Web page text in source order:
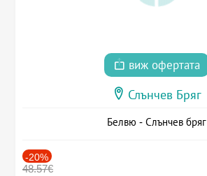
виж офертата
Слънчев Бряг
Белвю - Слънчев бряг
-20%
48.57€